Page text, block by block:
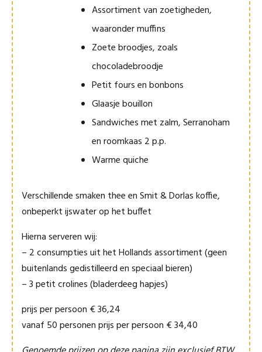
Assortiment van zoetigheden,
waaronder muffins
Zoete broodjes, zoals
chocoladebroodje
Petit fours en bonbons
Glaasje bouillon
Sandwiches met zalm, Serranoham
en roomkaas 2 p.p.
Warme quiche
Verschillende smaken thee en Smit & Dorlas koffie,
onbeperkt ijswater op het buffet
Hierna serveren wij:
– 2 consumpties uit het Hollands assortiment (geen
buitenlands gedistilleerd en speciaal bieren)
– 3 petit crolines (bladerdeeg hapjes)
prijs per persoon € 36,24
vanaf 50 personen prijs per persoon € 34,40